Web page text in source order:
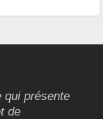
qui présente
de